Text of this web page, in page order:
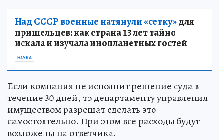
Над СССР военные натянули «сетку»для
пришельцев: как страна 13 лет тайно
искала и изучала инопланетных гостей
НАУКА
Если компания не исполнит решение суда в
течение 30 дней, то департаменту управления
имуществом разрешат сделать это
самостоятельно. При этом все расходы будут
возложены на ответчика.